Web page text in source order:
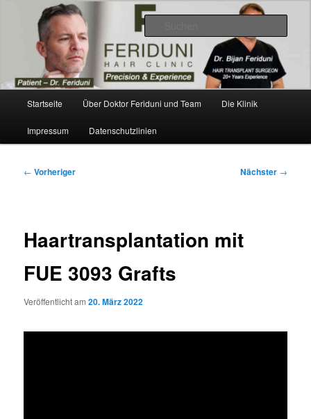
Dr. Feriduni Haartransplantation –
Blog Österreich
Videos, Ergebnisse, Bilder
Startseite Über Doktor Feriduni und Team Die Klinik
Impressum Datenschutzlinien
Beitragsnavigation
← Vorheriger Nächster →
Haartransplantation mit
FUE 3093 Grafts
Veröffentlicht am20. März 2022